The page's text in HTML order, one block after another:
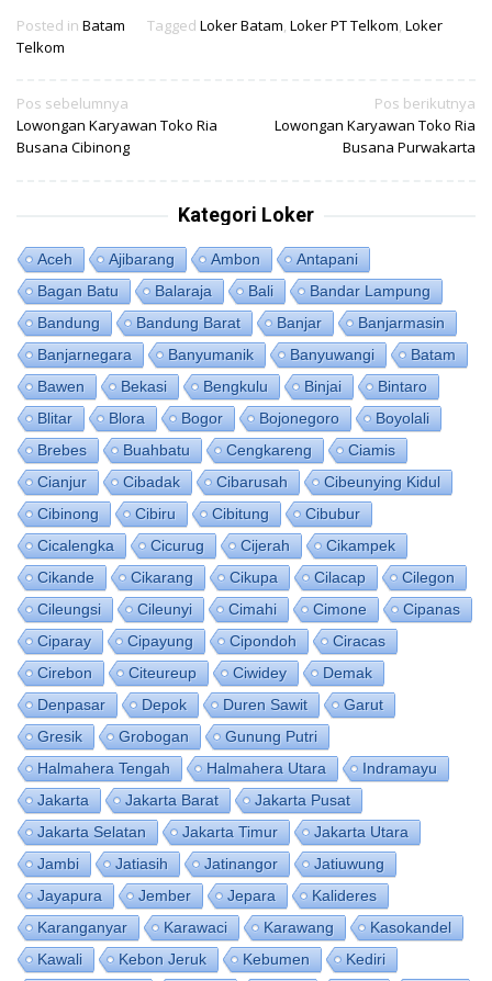
Posted in Batam Tagged Loker Batam Loker PT Telkom Loker
Telkom
Navigasi
pos
Pos sebelumnya
Lowongan Karyawan Toko Ria
Busana Cibinong
Pos berikutnya
Lowongan Karyawan Toko Ria
Busana Purwakarta
Kategori Loker
Aceh Ajibarang Ambon
Antapani
Bagan Batu
Balaraja Bali
Bandar Lampung
Bandung
Bandung Barat Banjar
Banjarmasin
Banjarnegara
Banyumanik Banyuwangi
Batam
Bawen
Bekasi Bengkulu Binjai
Bintaro
Blitar
Blora Bogor Bojonegoro
Boyolali
Brebes
Buahbatu Cengkareng
Ciamis
Cianjur
Cibadak Cibarusah
Cibeunying Kidul
Cibinong
Cibiru Cibitung
Cibubur
Cicalengka
Cicurug Cijerah
Cikampek
Cikande
Cikarang Cikupa Cilacap
Cilegon
Cileungsi
Cileunyi Cimahi Cimone
Cipanas
Ciparay
Cipayung Cipondoh
Ciracas
Cirebon
Citeureup Ciwidey
Demak
Denpasar
Depok Duren Sawit
Garut
Gresik
Grobogan
Gunung Putri
Halmahera Tengah
Halmahera Utara
Indramayu
Jakarta
Jakarta Barat
Jakarta Pusat
Jakarta Selatan
Jakarta Timur
Jakarta Utara
Jambi
Jatiasih Jatinangor
Jatiuwung
Jayapura
Jember Jepara
Kalideres
Karanganyar
Karawaci Karawang
Kasokandel
Kawali
Kebon Jeruk Kebumen
Kediri